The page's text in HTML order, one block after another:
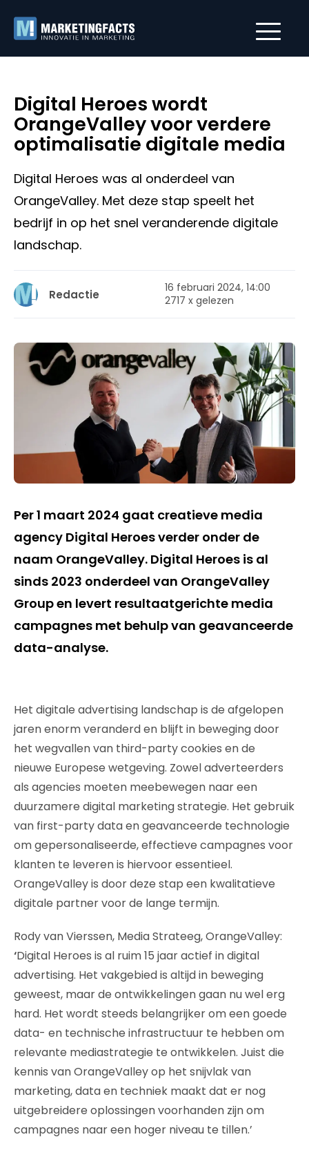
Digital Heroes wordt
OrangeValley voor verdere
optimalisatie digitale media
Digital Heroes was al onderdeel van
OrangeValley. Met deze stap speelt het
bedrijf in op het snel veranderende digitale
landschap.
Redactie
16 februari 2024, 14:00
2717 x gelezen
Per 1 maart 2024 gaat creatieve media
agency Digital Heroes verder onder de
naam OrangeValley. Digital Heroes is al
sinds 2023 onderdeel van OrangeValley
Group en levert resultaatgerichte media
campagnes met behulp van geavanceerde
data-analyse.
Het digitale advertising landschap is de afgelopen
jaren enorm veranderd en blijft in beweging door
het wegvallen van third-party cookies en de
nieuwe Europese wetgeving. Zowel adverteerders
als agencies moeten meebewegen naar een
duurzamere digital marketing strategie. Het gebruik
van first-party data en geavanceerde technologie
om gepersonaliseerde, effectieve campagnes voor
klanten te leveren is hiervoor essentieel.
OrangeValley is door deze stap een kwalitatieve
digitale partner voor de lange termijn.
Rody van Vierssen, Media Strateeg, OrangeValley:
‘Digital Heroes is al ruim 15 jaar actief in digital
advertising. Het vakgebied is altijd in beweging
geweest, maar de ontwikkelingen gaan nu wel erg
hard. Het wordt steeds belangrijker om een goede
data- en technische infrastructuur te hebben om
relevante mediastrategie te ontwikkelen. Juist die
kennis van OrangeValley op het snijvlak van
marketing, data en techniek maakt dat er nog
uitgebreidere oplossingen voorhanden zijn om
campagnes naar een hoger niveau te tillen.’